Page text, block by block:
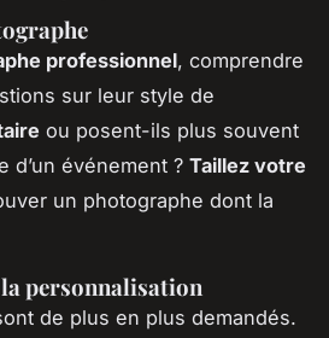
professionnel, comprendre
sur leur style de
ou posent-ils plus souvent
d’un événement ? Taillez votre
un photographe dont la
personnalisation
de plus en plus demandés.